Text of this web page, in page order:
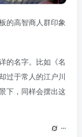
的高智商人群印象
的名字。比如《名
过于常人的江户川
下，同样会摆出这